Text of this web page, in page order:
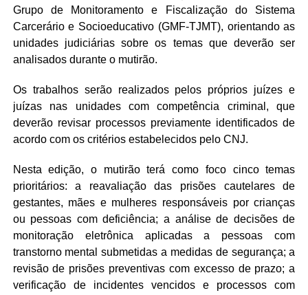
Grupo de Monitoramento e Fiscalização do Sistema
Carcerário e Socioeducativo (GMF-TJMT), orientando as
unidades judiciárias sobre os temas que deverão ser
analisados durante o mutirão.
Os trabalhos serão realizados pelos próprios juízes e
juízas nas unidades com competência criminal, que
deverão revisar processos previamente identificados de
acordo com os critérios estabelecidos pelo CNJ.
Nesta edição, o mutirão terá como foco cinco temas
prioritários: a reavaliação das prisões cautelares de
gestantes, mães e mulheres responsáveis por crianças
ou pessoas com deficiência; a análise de decisões de
monitoração eletrônica aplicadas a pessoas com
transtorno mental submetidas a medidas de segurança; a
revisão de prisões preventivas com excesso de prazo; a
verificação de incidentes vencidos e processos com